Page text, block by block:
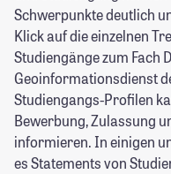
Schwerpunkte deutlich
Klick auf die einzelnen
Studiengänge zum Fach
Geoinformationsdienst
Studiengangs-Profilen
Bewerbung, Zulassung
informieren. In einigen
es Statements von